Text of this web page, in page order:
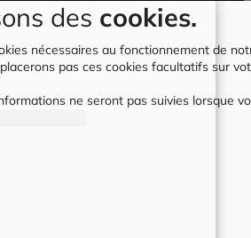
des cookies.
nécessaires au fonctionnement de
pas ces cookies facultatifs sur
ne seront pas suivies lorsque